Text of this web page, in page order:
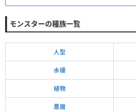
モンスターの種族一覧
人型
水棲
植物
悪魔